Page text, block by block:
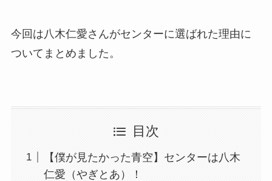
今回は八木仁愛さんがセンターに選ばれた理由に
ついてまとめました。
目次
【僕が見たかった青空】センターは八木
仁愛（やぎとあ）！